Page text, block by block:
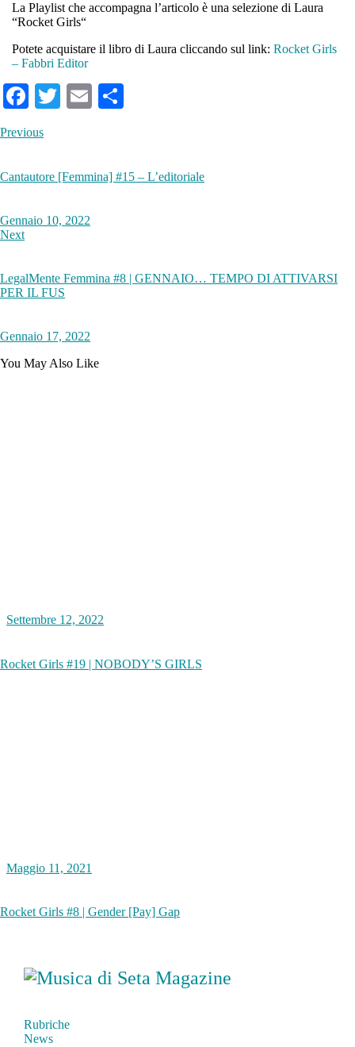
La Playlist che accompagna l’articolo è una selezione di Laura
“Rocket Girls“
Potete acquistare il libro di Laura cliccando sul link: Rocket Girls
– Fabbri Editor
Fa
bo
ok
T
r
E
Previous
Cantautore [Femmina] #15 – L’editoriale
Gennaio 10, 2022
Next
LegalMente Femmina #8 | GENNAIO… TEMPO DI ATTIVARSI
PER IL FUS
Gennaio 17, 2022
You May Also Like
Settembre 12, 2022
Rocket Girls #19 | NOBODY’S GIRLS
Maggio 11, 2021
Rocket Girls #8 | Gender [Pay] Gap
Rubriche
News